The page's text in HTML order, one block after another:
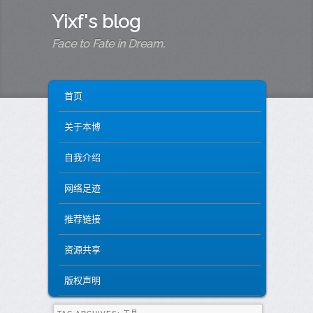
Yixf's blog
Face to Fate in Dream.
SKIP TO PRIMARY CONTENT
SKIP TO SECONDARY CONTENT
首页
关于本博
自我介绍
网络足迹
推荐链接
资源共享
版权声明